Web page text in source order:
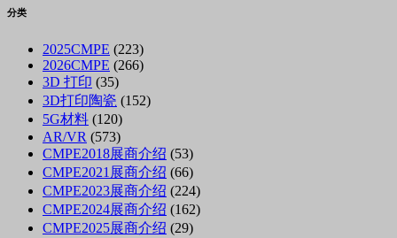
分类
2025CMPE (223)
2026CMPE (266)
3D 打印 (35)
3D打印陶瓷 (152)
5G材料 (120)
AR/VR (573)
CMPE2018展商介绍 (53)
CMPE2021展商介绍 (66)
CMPE2023展商介绍 (224)
CMPE2024展商介绍 (162)
CMPE2025展商介绍 (29)